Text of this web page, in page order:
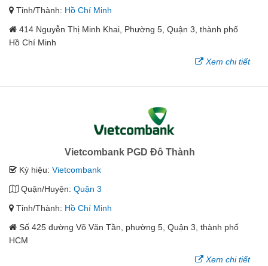
Tỉnh/Thành: Hồ Chí Minh
414 Nguyễn Thị Minh Khai, Phường 5, Quận 3, thành phố
Hồ Chí Minh
Xem chi tiết
Vietcombank PGD Đô Thành
Ký hiệu: Vietcombank
Quận/Huyện: Quận 3
Tỉnh/Thành: Hồ Chí Minh
Số 425 đường Võ Văn Tần, phường 5, Quận 3, thành phố
HCM
Xem chi tiết